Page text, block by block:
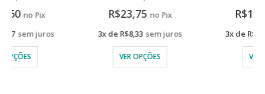
R$
3x deR$ sem juros
R$
3x deR$ sem juros